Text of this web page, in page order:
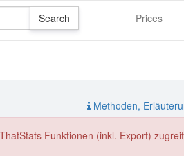
Prices
Methoden,
Funktionen (inkl. Export)